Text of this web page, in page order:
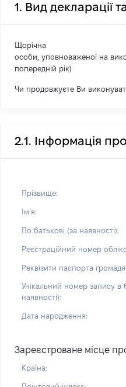
1. Вид декларації
Щорічна
особи, уповноваженої на
попередній рік)
Чи продовжуєте Ви
2.1. Інформація
Прізвище:
Імʼя:
По батькові (за наявності):
Реєстраційний номер
Реквізити паспорта
Унікальний номер запису в
наявності):
Дата народження:
Зареєстроване місце
Країна: